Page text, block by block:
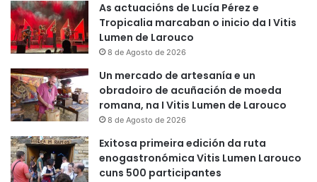
As actuacións de Lucía Pérez e
Tropicalia marcaban o inicio da I Vitis
Lumen de Larouco
8 de Agosto de 2026
Un mercado de artesanía e un
obradoiro de acuñación de moeda
romana, na I Vitis Lumen de Larouco
8 de Agosto de 2026
Exitosa primeira edición da ruta
enogastronómica Vitis Lumen Larouco
cuns 500 participantes